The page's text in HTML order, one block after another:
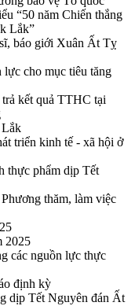
“50 năm Chiến thắng
Lắk”
báo giới Xuân Ất Tỵ
cho mục tiêu tăng
kết quả TTHC tại
Lắk
triển kinh tế - xã hội ở
thực phẩm dịp Tết
thăm, làm việc
2025
các nguồn lực thực
định kỳ
dịp Tết Nguyên đán Ất